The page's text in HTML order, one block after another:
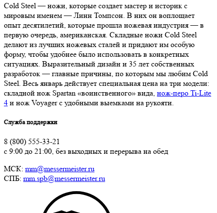
Cold Steel — ножи, которые создает мастер и историк с
мировым именем — Линн Томпсон. В них он воплощает
опыт десятилетий, которые прошла ножевая индустрия — в
первую очередь, американская. Складные ножи Cold Steel
делают из лучших ножевых сталей и придают им особую
форму, чтобы удобнее было использовать в конкретных
ситуациях. Выразительный дизайн и 35 лет собственных
разработок — главные причины, по которым мы любим Cold
Steel. Весь январь действует специальная цена на три модели:
складной нож Spartan «воинственного» вида, нож-перо Ti-Lite
4 и нож Voyager с удобными выемками на рукояти.
Служба поддержки
8 (800) 555-33-21
с 9:00 до 21:00, без выходных и перерыва на обед
МСК: mm@messermeister.ru
СПБ: mm.spb@messermeister.ru